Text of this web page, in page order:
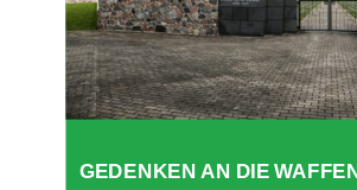
GEDENKEN AN DIE